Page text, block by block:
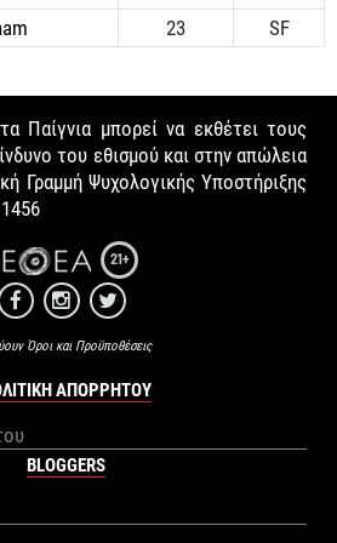
23 SF
Παίγνια μπορεί να εκθέτει τους
του εθισμού και στην απώλεια
Γραμμή Ψυχολογικής Υποστήριξης
21+
Όροι και Προϋποθέσεις
ΑΠΟΡΡΉΤΟΥ
BLOGGERS